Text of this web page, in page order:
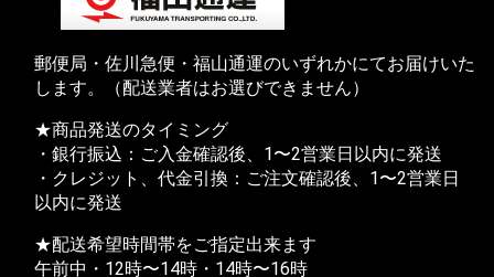
郵便局・佐川急便・福山通運のいずれかにてお届けいた
します。（配送業者はお選びできません）
★商品発送のタイミング
・銀行振込：ご入金確認後、1〜2営業日以内に発送
・クレジット、代金引換：ご注文確認後、1〜2営業日
以内に発送
★配送希望時間帯をご指定出来ます
午前中・12時〜14時・14時〜16時